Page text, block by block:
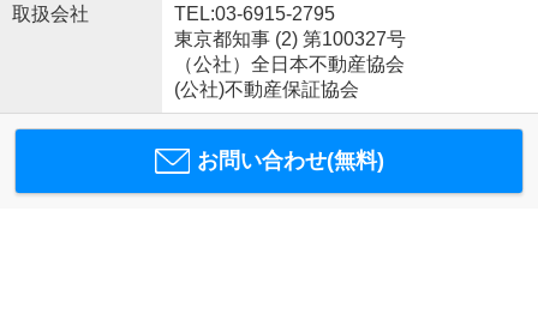
取扱会社
TEL:03-6915-2795
東京都知事 (2) 第100327号
（公社）全日本不動産協会
(公社)不動産保証協会
お問い合わせ(無料)